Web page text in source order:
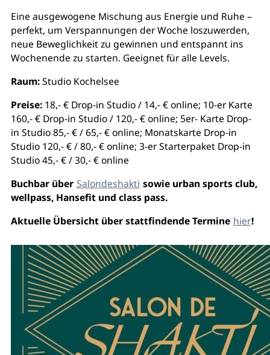
Eine ausgewogene Mischung aus Energie und Ruhe –
perfekt, um Verspannungen der Woche loszuwerden,
neue Beweglichkeit zu gewinnen und entspannt ins
Wochenende zu starten. Geeignet für alle Levels.
Raum:Studio Kochelsee
Preise:18,- € Drop-in Studio / 14,- € online; 10-er Karte
160,- € Drop-in Studio / 120,- € online; 5er- Karte Drop-
in Studio 85,- € / 65,- € online; Monatskarte Drop-in
Studio 120,- € / 80,- € online; 3-er Starterpaket Drop-in
Studio 45,- € / 30,- € online
Buchbar über Salondeshakti sowie urban sports club,
wellpass, Hansefit und class pass.
Aktuelle Übersicht über stattfindende Termine hier!